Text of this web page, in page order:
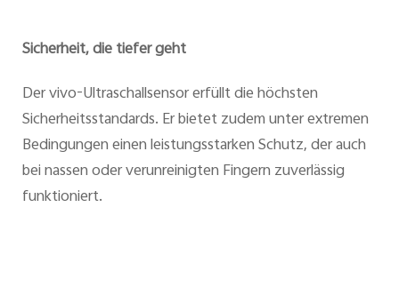
Sicherheit, die tiefer geht
Der vivo-Ultraschallsensor erfüllt die höchsten
Sicherheitsstandards. Er bietet zudem unter extremen
Bedingungen einen leistungsstarken Schutz, der auch
bei nassen oder verunreinigten Fingern zuverlässig
funktioniert.